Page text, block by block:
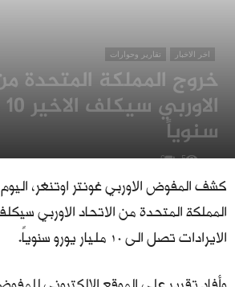
اخر الاخبار تقارير وحوارات
خروج المملكة المتحدة
سنوياً
5
0
كشف المفوض الاوربي غونتر اوتنغر، اليوم
المملكة المتحدة من الاتحاد الاوربي
الايرادات تصل الى 10 مليار يورو سنوياً.